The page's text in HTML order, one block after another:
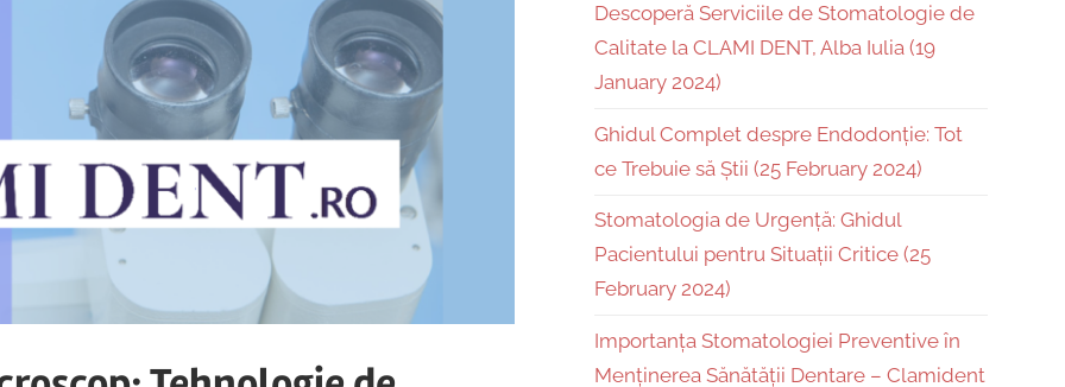
Descoperă Serviciile de Stomatologie de
Calitate la CLAMI DENT, Alba Iulia (19
January 2024)
Ghidul Complet despre Endodonție: Tot
ce Trebuie să Știi (25 February 2024)
Stomatologia de Urgență: Ghidul
Pacientului pentru Situații Critice (25
February 2024)
Importanța Stomatologiei Preventive în
Menținerea Sănătății Dentare – Clamident